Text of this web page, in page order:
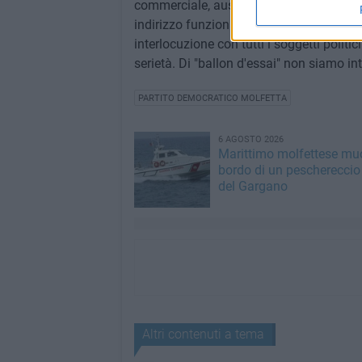
commerciale, auspica una immediata
indirizzo funzionale dell'opera, e si
interlocuzione con tutti i soggetti
serietà. Di "ballon d'essai" non siamo
PARTITO DEMOCRATICO MOLFETTA
6 AGOSTO 2026
Marittimo molfettese
bordo di un
del Gargano
Altri contenuti a tema